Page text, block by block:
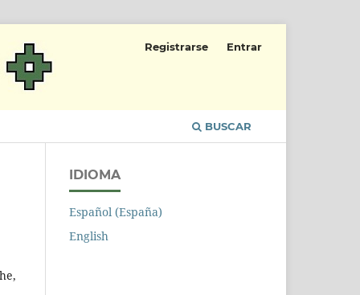
BUSCAR
Registrarse Entrar
IDIOMA
Español (España)
English